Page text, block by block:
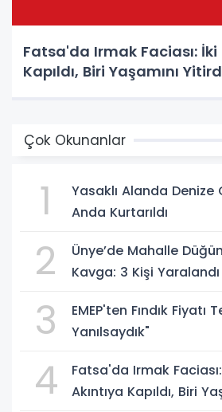
Fatsa'da Irmak Faciası: İki
Kapıldı, Biri Yaşamını
Çok Okunanlar
1
Yasaklı Alanda Denize
Anda Kurtarıldı
2
Ünye’de Mahalle
Kavga: 3 Kişi Yaralandı
3
EMEP'ten Fındık Fiyatı
Yanılsaydık"
4
Fatsa'da Irmak
Akıntıya Kapıldı, Biri